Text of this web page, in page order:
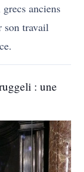
anciens
son travail
: une